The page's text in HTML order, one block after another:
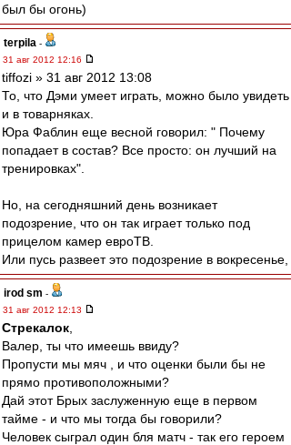
был бы огонь)
terpila -
31 авг 2012 12:16
tiffozi » 31 авг 2012 13:08
То, что Дэми умеет играть, можно было увидеть
и в товарняках.
Юра Фаблин еще весной говорил: " Почему
попадает в состав? Все просто: он лучший на
тренировках".
Но, на сегодняшний день возникает
подозрение, что он так играет только под
прицелом камер евроТВ.
Или пусь развеет это подозрение в вокресенье,
irod sm -
31 авг 2012 12:13
Стрекалок
Валер, ты что имеешь ввиду?
Пропусти мы мяч , и что оценки были бы не
прямо противоположными?
Дай этот Брых заслуженную еще в первом
тайме - и что мы тогда бы говорили?
Человек сыграл один бля матч - так его героем